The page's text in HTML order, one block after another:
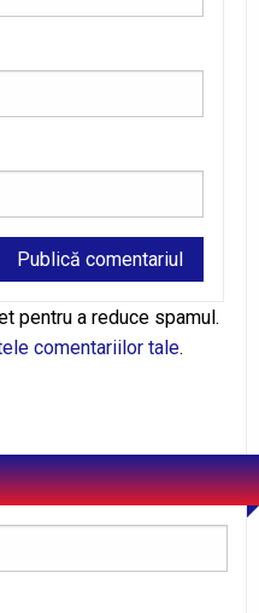
pentru a reduce spamul.
comentariilor tale.